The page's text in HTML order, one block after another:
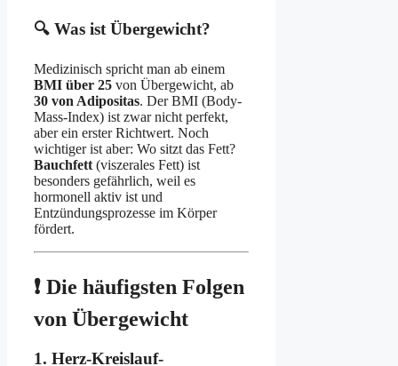
🔍 Was ist Übergewicht?
Medizinisch spricht man ab einem
BMI über 25 von Übergewicht, ab
30 von Adipositas. Der BMI (Body-
Mass-Index) ist zwar nicht perfekt,
aber ein erster Richtwert. Noch
wichtiger ist aber: Wo sitzt das Fett?
Bauchfett (viszerales Fett) ist
besonders gefährlich, weil es
hormonell aktiv ist und
Entzündungsprozesse im Körper
fördert.
❗ Die häufigsten Folgen
von Übergewicht
1. Herz-Kreislauf-